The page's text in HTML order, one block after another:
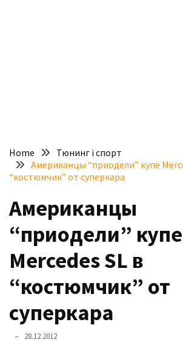
шукати
“як
злити
бензин”
Scania
найсучасніші
для
військових
Home
Тюнинг і спорт
Американцы “приодели” купе
“костюмчик” от суперкара
Американцы
“приодели” купе
Mercedes SL в
“костюмчик” от
суперкара
28.12.2012